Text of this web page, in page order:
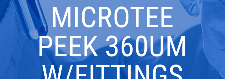
MICROTEE
PEEK 360UM